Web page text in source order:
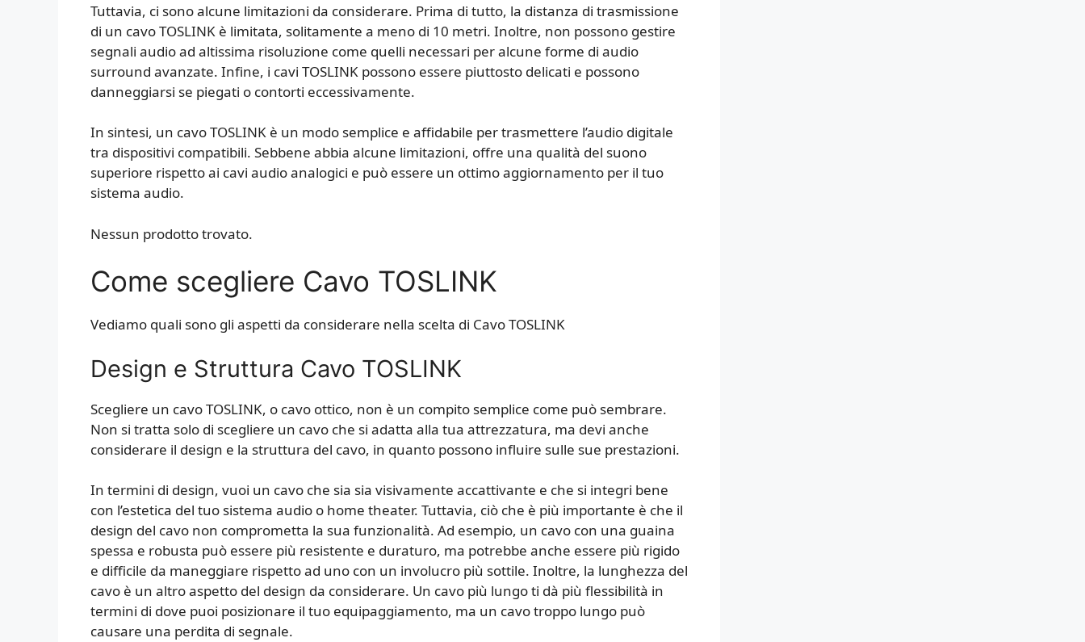
Tuttavia, ci sono alcune limitazioni da considerare. Prima di tutto, la distanza di trasmissione
di un cavo TOSLINK è limitata, solitamente a meno di 10 metri. Inoltre, non possono gestire
segnali audio ad altissima risoluzione come quelli necessari per alcune forme di audio
surround avanzate. Infine, i cavi TOSLINK possono essere piuttosto delicati e possono
danneggiarsi se piegati o contorti eccessivamente.
In sintesi, un cavo TOSLINK è un modo semplice e affidabile per trasmettere l’audio digitale
tra dispositivi compatibili. Sebbene abbia alcune limitazioni, offre una qualità del suono
superiore rispetto ai cavi audio analogici e può essere un ottimo aggiornamento per il tuo
sistema audio.
Nessun prodotto trovato.
Come scegliere Cavo TOSLINK
Vediamo quali sono gli aspetti da considerare nella scelta di Cavo TOSLINK
Design e Struttura Cavo TOSLINK
Scegliere un cavo TOSLINK, o cavo ottico, non è un compito semplice come può sembrare.
Non si tratta solo di scegliere un cavo che si adatta alla tua attrezzatura, ma devi anche
considerare il design e la struttura del cavo, in quanto possono influire sulle sue prestazioni.
In termini di design, vuoi un cavo che sia sia visivamente accattivante e che si integri bene
con l’estetica del tuo sistema audio o home theater. Tuttavia, ciò che è più importante è che il
design del cavo non comprometta la sua funzionalità. Ad esempio, un cavo con una guaina
spessa e robusta può essere più resistente e duraturo, ma potrebbe anche essere più rigido
e difficile da maneggiare rispetto ad uno con un involucro più sottile. Inoltre, la lunghezza del
cavo è un altro aspetto del design da considerare. Un cavo più lungo ti dà più flessibilità in
termini di dove puoi posizionare il tuo equipaggiamento, ma un cavo troppo lungo può
causare una perdita di segnale.